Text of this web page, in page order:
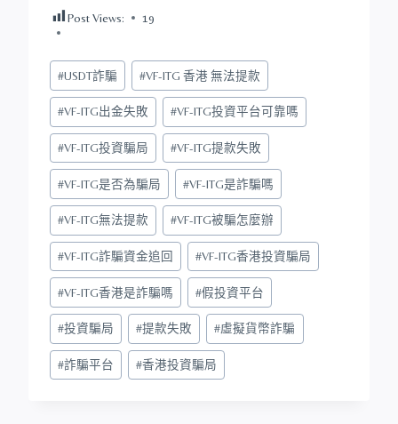
Post Views: 19
Post
Tags:
#USDT詐騙 #VF-ITG 香港 無法提款
#VF-ITG出金失敗 #VF-ITG投資平台可靠嗎
#VF-ITG投資騙局 #VF-ITG提款失敗
#VF-ITG是否為騙局 #VF-ITG是詐騙嗎
#VF-ITG無法提款 #VF-ITG被騙怎麼辦
#VF-ITG詐騙資金追回 #VF-ITG香港投資騙局
#VF-ITG香港是詐騙嗎 #假投資平台
#投資騙局 #提款失敗 #虛擬貨幣詐騙
#詐騙平台 #香港投資騙局